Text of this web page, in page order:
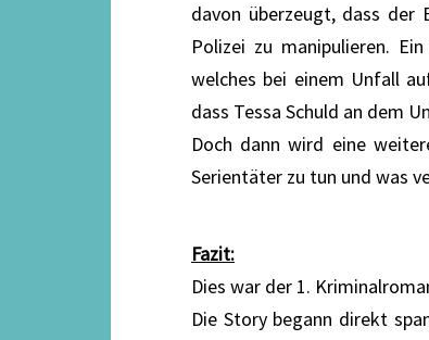
davon überzeugt, dass der
Polizei zu manipulieren.
welches bei einem Unfall
dass Tessa Schuld an dem
Doch dann wird eine
Serientäter zu tun und was
Fazit:
Dies war der 1.
Die Story begann direkt